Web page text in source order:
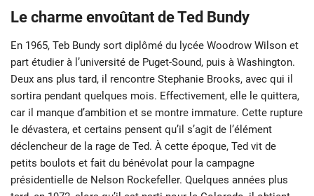
Le charme envoûtant de Ted Bundy
En 1965, Teb Bundy sort diplômé du lycée Woodrow Wilson et
part étudier à l’université de Puget-Sound, puis à Washington.
Deux ans plus tard, il rencontre Stephanie Brooks, avec qui il
sortira pendant quelques mois. Effectivement, elle le quittera,
car il manque d’ambition et se montre immature. Cette rupture
le dévastera, et certains pensent qu’il s’agit de l’élément
déclencheur de la rage de Ted. À cette époque, Ted vit de
petits boulots et fait du bénévolat pour la campagne
présidentielle de Nelson Rockefeller. Quelques années plus